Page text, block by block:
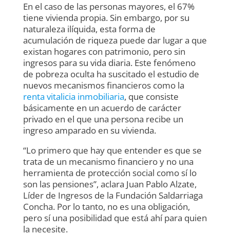
En el caso de las personas mayores, el 67%
tiene vivienda propia. Sin embargo, por su
naturaleza ilíquida, esta forma de
acumulación de riqueza puede dar lugar a que
existan hogares con patrimonio, pero sin
ingresos para su vida diaria. Este fenómeno
de pobreza oculta ha suscitado el estudio de
nuevos mecanismos financieros como la
renta vitalicia inmobiliaria, que consiste
básicamente en un acuerdo de carácter
privado en el que una persona recibe un
ingreso amparado en su vivienda.
“Lo primero que hay que entender es que se
trata de un mecanismo financiero y no una
herramienta de protección social como sí lo
son las pensiones”, aclara Juan Pablo Alzate,
Líder de Ingresos de la Fundación Saldarriaga
Concha. Por lo tanto, no es una obligación,
pero sí una posibilidad que está ahí para quien
la necesite.